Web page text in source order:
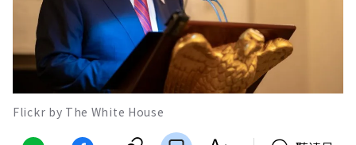
Flickr by The White House